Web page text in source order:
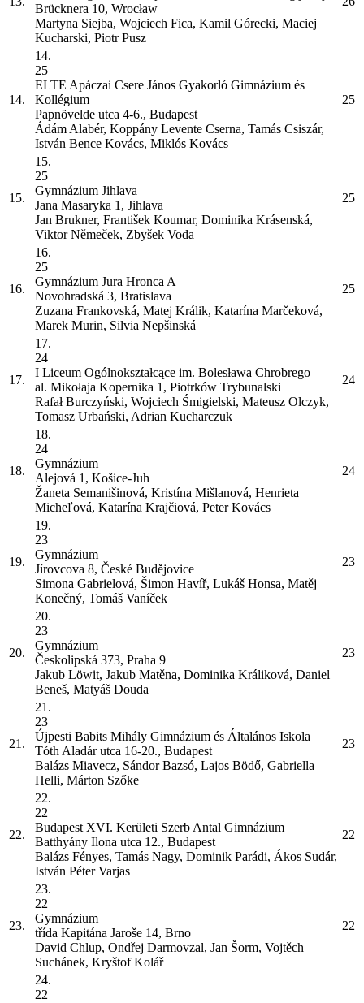
Brücknera 10, Wrocław
Martyna Siejba, Wojciech Fica, Kamil Górecki, Maciej
Kucharski, Piotr Pusz
14.
14.
25
ELTE Apáczai Csere János Gyakorló Gimnázium és
Kollégium
Papnövelde utca 4-6., Budapest
Ádám Alabér, Koppány Levente Cserna, Tamás Csiszár,
István Bence Kovács, Miklós Kovács
25
15.
15.
25
Gymnázium Jihlava
Jana Masaryka 1, Jihlava
Jan Brukner, František Koumar, Dominika Krásenská,
Viktor Němeček, Zbyšek Voda
25
16.
16.
25
Gymnázium Jura Hronca A
Novohradská 3, Bratislava
Zuzana Frankovská, Matej Králik, Katarína Marčeková,
Marek Murin, Silvia Nepšinská
25
17.
17.
24
I Liceum Ogólnokształcące im. Bolesława Chrobrego
al. Mikołaja Kopernika 1, Piotrków Trybunalski
Rafał Burczyński, Wojciech Śmigielski, Mateusz Olczyk,
Tomasz Urbański, Adrian Kucharczuk
24
18.
18.
24
Gymnázium
Alejová 1, Košice-Juh
Žaneta Semanišinová, Kristína Mišlanová, Henrieta
Micheľová, Katarína Krajčiová, Peter Kovács
24
19.
19.
23
Gymnázium
Jírovcova 8, České Budějovice
Simona Gabrielová, Šimon Havíř, Lukáš Honsa, Matěj
Konečný, Tomáš Vaníček
23
20.
20.
23
Gymnázium
Českolipská 373, Praha 9
Jakub Löwit, Jakub Matěna, Dominika Králiková, Daniel
Beneš, Matyáš Douda
23
21.
21.
23
Újpesti Babits Mihály Gimnázium és Általános Iskola
Tóth Aladár utca 16-20., Budapest
Balázs Miavecz, Sándor Bazsó, Lajos Bödő, Gabriella
Helli, Márton Szőke
23
22.
22.
22
Budapest XVI. Kerületi Szerb Antal Gimnázium
Batthyány Ilona utca 12., Budapest
Balázs Fényes, Tamás Nagy, Dominik Parádi, Ákos Sudár,
István Péter Varjas
22
23.
23.
22
Gymnázium
třída Kapitána Jaroše 14, Brno
David Chlup, Ondřej Darmovzal, Jan Šorm, Vojtěch
Suchánek, Kryštof Kolář
22
24.
22